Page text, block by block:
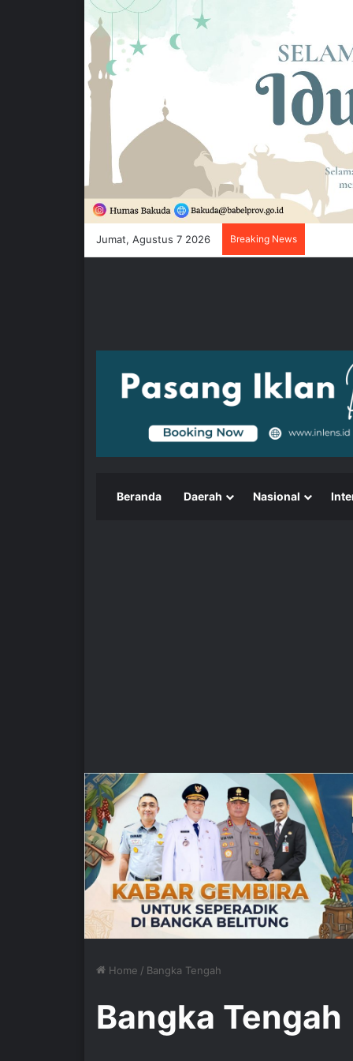
Jumat, Agustus 7 2026 Breaking News
Beranda Daerah Nasional
Home / Bangka Tengah
Bangka Tengah